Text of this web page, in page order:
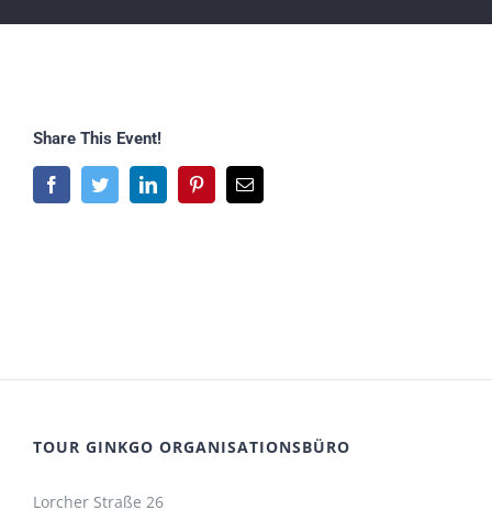
Share This Event!
FacebookTwitterLinkedInPinterestE-
Mail
TOUR GINKGO ORGANISATIONSBÜRO
Lorcher Straße 26